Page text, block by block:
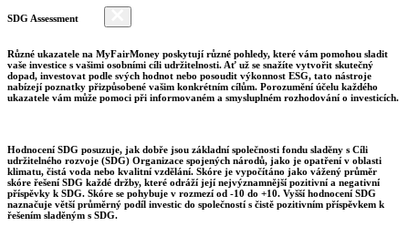
SDG Assessment
Různé ukazatele na MyFairMoney poskytují různé pohledy, které vám pomohou sladit
vaše investice s vašimi osobními cíli udržitelnosti. Ať už se snažíte vytvořit skutečný
dopad, investovat podle svých hodnot nebo posoudit výkonnost ESG, tato nástroje
nabízejí poznatky přizpůsobené vašim konkrétním cílům. Porozumění účelu každého
ukazatele vám může pomoci při informovaném a smysluplném rozhodování o investicích.
Hodnocení SDG posuzuje, jak dobře jsou základní společnosti fondu sladěny s Cíli
udržitelného rozvoje (SDG) Organizace spojených národů, jako je opatření v oblasti
klimatu, čistá voda nebo kvalitní vzdělání. Skóre je vypočítáno jako vážený průměr
skóre řešení SDG každé držby, které odráží její nejvýznamnější pozitivní a negativní
příspěvky k SDG. Skóre se pohybuje v rozmezí od -10 do +10. Vyšší hodnocení SDG
naznačuje větší průměrný podíl investic do společností s čistě pozitivním příspěvkem k
řešením sladěným s SDG.